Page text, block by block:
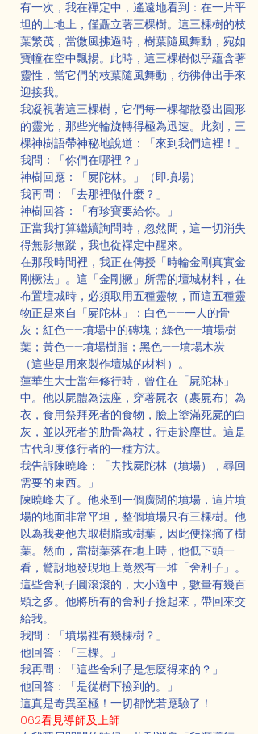
有一次，我在禪定中，遙遠地看到：在一片平
坦的土地上，僅矗立著三棵樹。這三棵樹的枝
葉繁茂，當微風拂過時，樹葉隨風舞動，宛如
寶幢在空中飄揚。此時，這三棵樹似乎蘊含著
靈性，當它們的枝葉隨風舞動，彷彿伸出手來
迎接我。
我凝視著這三棵樹，它們每一棵都散發出圓形
的靈光，那些光輪旋轉得極為迅速。此刻，三
棵神樹語帶神秘地說道：「來到我們這裡！」
我問：「你們在哪裡？」
神樹回應：「屍陀林。」（即墳場）
我再問：「去那裡做什麼？」
神樹回答：「有珍寶要給你。」
正當我打算繼續詢問時，忽然間，這一切消失
得無影無蹤，我也從禪定中醒來。
在那段時間裡，我正在傳授「時輪金剛真實金
剛橛法」。這「金剛橛」所需的壇城材料，在
布置壇城時，必須取用五種靈物，而這五種靈
物正是來自「屍陀林」：白色——一人的骨
灰；紅色——墳場中的磚塊；綠色——墳場樹
葉；黃色——墳場樹脂；黑色——墳場木炭
（這些是用來製作壇城的材料）。
蓮華生大士當年修行時，曾住在「屍陀林」
中。他以屍體為法座，穿著屍衣（裹屍布）為
衣，食用祭拜死者的食物，臉上塗滿死屍的白
灰，並以死者的肋骨為杖，行走於塵世。這是
古代印度修行者的一種方法。
我告訴陳曉峰：「去找屍陀林（墳場），尋回
需要的東西。」
陳曉峰去了。他來到一個廣闊的墳場，這片墳
場的地面非常平坦，整個墳場只有三棵樹。他
以為我要他去取樹脂或樹葉，因此便採摘了樹
葉。然而，當樹葉落在地上時，他低下頭一
看，驚訝地發現地上竟然有一堆「舍利子」。
這些舍利子圓滾滾的，大小適中，數量有幾百
顆之多。他將所有的舍利子撿起來，帶回來交
給我。
我問：「墳場裡有幾棵樹？」
他回答：「三棵。」
我再問：「這些舍利子是怎麼得來的？」
他回答：「是從樹下撿到的。」
這真是奇異至極！一切都恍若應驗了！
062看見導師及上師